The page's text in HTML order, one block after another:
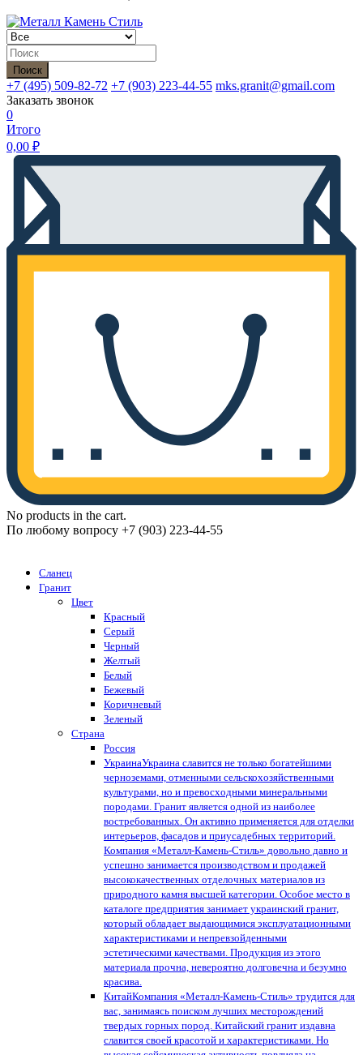
Поиск
+7 (495) 509-82-72 +7 (903) 223-44-55 mks.granit@gmail.com
Заказать звонок
0
Итого
0,00 ₽
No products in the cart.
По любому вопросу +7 (903) 223-44-55
Сланец
Гранит
Цвет
Красный
Серый
Черный
Желтый
Белый
Бежевый
Коричневый
Зеленый
Страна
Россия
УкраинаУкраина славится не только богатейшими
черноземами, отменными сельскохозяйственными
культурами, но и превосходными минеральными
породами. Гранит является одной из наиболее
востребованных. Он активно применяется для отделки
интерьеров, фасадов и приусадебных территорий.
Компания «Металл-Камень-Стиль» довольно давно и
успешно занимается производством и продажей
высококачественных отделочных материалов из
природного камня высшей категории. Особое место в
каталоге предприятия занимает украинский гранит,
который обладает выдающимися эксплуатационными
характеристиками и непревзойденными
эстетическими качествами. Продукция из этого
материала прочна, невероятно долговечна и безумно
красива.
КитайКомпания «Металл-Камень-Стиль» трудится для
вас, занимаясь поиском лучших месторождений
твердых горных пород. Китайский гранит издавна
славится своей красотой и характеристиками. Но